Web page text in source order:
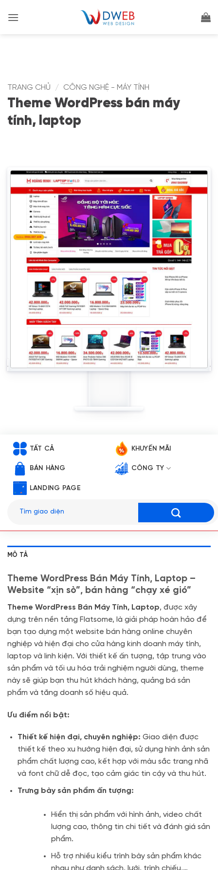
qua
TRANG CHỦ / CÔNG NGHỆ - MÁY TÍNH
Theme WordPress bán máy
tính, laptop
TẤT CẢ KHUYẾN MÃI
BÁN HÀNG CÔNG TY
LANDING PAGE
kiếm:
MÔ TẢ
Theme WordPress Bán Máy Tính, Laptop –
Website “xịn sò”, bán hàng “chạy xé gió”
Theme WordPress Bán Máy Tính, Laptop, được xây
dựng trên nền tảng Flatsome, là giải pháp hoàn hảo để
bạn tạo dựng một website bán hàng online chuyên
nghiệp và hiện đại cho cửa hàng kinh doanh máy tính,
laptop và linh kiện. Với thiết kế ấn tượng, tập trung vào
sản phẩm và tối ưu hóa trải nghiệm người dùng, theme
này sẽ giúp bạn thu hút khách hàng, quảng bá sản
phẩm và tăng doanh số hiệu quả.
Ưu điểm nổi bật:
Thiết kế hiện đại, chuyên nghiệp: Giao diện được
thiết kế theo xu hướng hiện đại, sử dụng hình ảnh sản
phẩm chất lượng cao, kết hợp với màu sắc trang nhã
và font chữ dễ đọc, tạo cảm giác tin cậy và thu hút.
Trưng bày sản phẩm ấn tượng:
Hiển thị sản phẩm với hình ảnh, video chất
lượng cao, thông tin chi tiết và đánh giá sản
phẩm.
Hỗ trợ nhiều kiểu trình bày sản phẩm khác
nhau như danh sách, lưới, trình chiếu,…